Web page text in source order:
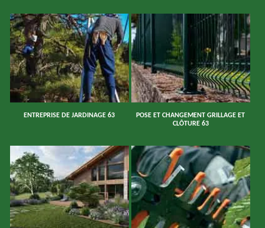
ENTREPRISE DE JARDINAGE 63
POSE ET CHANGEMENT GRILLAGE ET
CLÔTURE 63